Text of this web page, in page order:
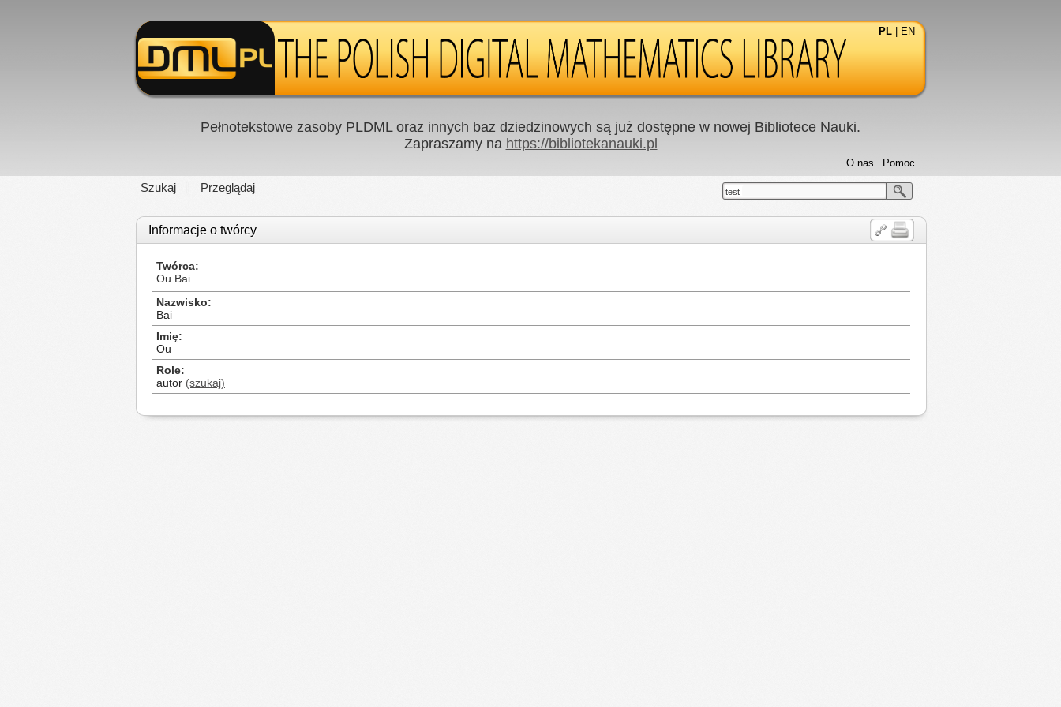
PL EN
Pełnotekstowe zasoby PLDML oraz innych baz dziedzinowych są już dostępne w nowej Bibliotece Nauki.
Zapraszamy na https://bibliotekanauki.pl
Szukaj Przeglądaj
Pomoc
O nas
test
Informacje o twórcy
Twórca
Ou Bai
Nazwisko
Bai
Imię
Ou
Role
autor (szukaj)